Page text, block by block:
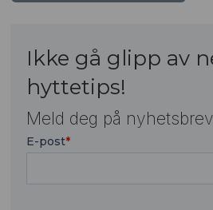
Ikke gå glipp av
hyttetips!
Meld deg på